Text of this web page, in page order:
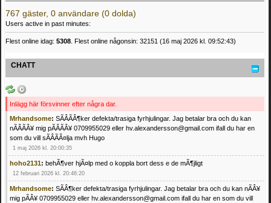
767 gäster, 0 användare (0 dolda)
Users active in past minutes:
Flest online idag: 5308 . Flest online någonsin: 32151 (16 maj 2026 kl. 09:52:43)
CHATT
Inlägg här försvinner efter några dar.
Mrhandsome: SÃÂÃÂ¶ker defekta/trasiga fyrhjulingar. Jag betalar bra och du kan
nÃÂÃÂ¥ mig pÃÂÃÂ¥ 0709955029 eller hv.alexandersson@gmail.com ifall du har en
som du vill sÃÂÃÂ¤lja mvh Hugo
1 maj 2026 kl. 20:00:35
hoho2131: behÃ¶ver hjÃ¤lp med o koppla bort dess e de mÃ¶jligt
12 februari 2026 kl. 20:46:20
Mrhandsome: SÃÂ¶ker defekta/trasiga fyrhjulingar. Jag betalar bra och du kan nÃÂ¥
mig pÃÂ¥ 0709955029 eller hv.alexandersson@gmail.com ifall du har en som du vill